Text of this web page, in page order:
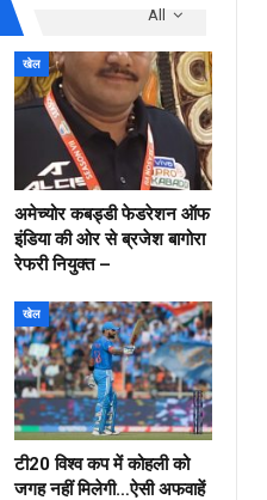
All
खेल
अमेच्योर कबड्डी फेडरेशन ऑफ
इंडिया की ओर से ब्रजेश बागोरा
रेफरी नियुक्त –
खेल
टी20 विश्व कप में कोहली को
जगह नहीं मिलेगी…ऐसी अफवाहें